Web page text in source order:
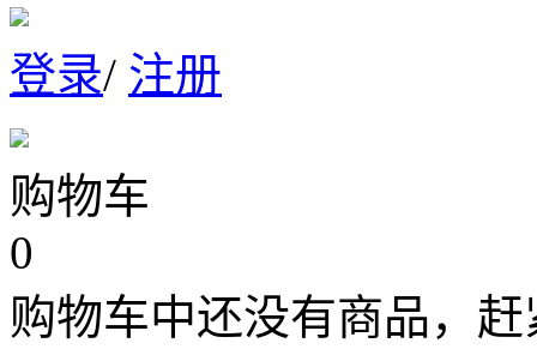
登录/ 注册
购物车
0
购物车中还没有商品，